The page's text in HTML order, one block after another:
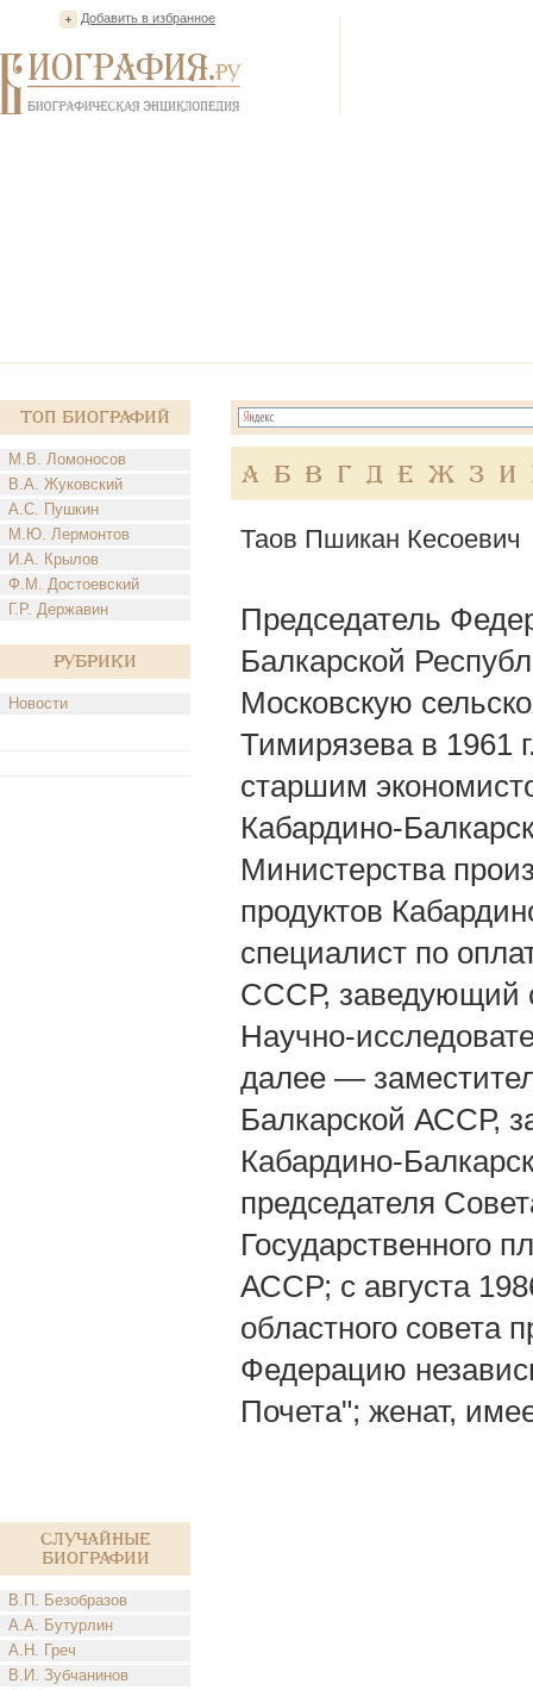
Добавить в избранное
Топ Биографий
М.В. Ломоносов
В.А. Жуковский
А.С. Пушкин
М.Ю. Лермонтов
И.А. Крылов
Ф.М. Достоевский
Г.Р. Державин
Рубрики
Новости
Случайные
биографии
В.П. Безобразов
А.А. Бутурлин
А.Н. Греч
В.И. Зубчанинов
А Б В Г Д Е Ж З И
Таов Пшикан Кесоевич
Председатель
Балкарской
Московскую
Тимирязева в 1961
старшим
Кабардино-
Министерства
продуктов
специалист по
СССР, заведующий
Научно-
далее —
Балкарской АССР,
Кабардино-
председателя
Государственного
АССР; с августа
областного совета
Федерацию
Почета"; женат,